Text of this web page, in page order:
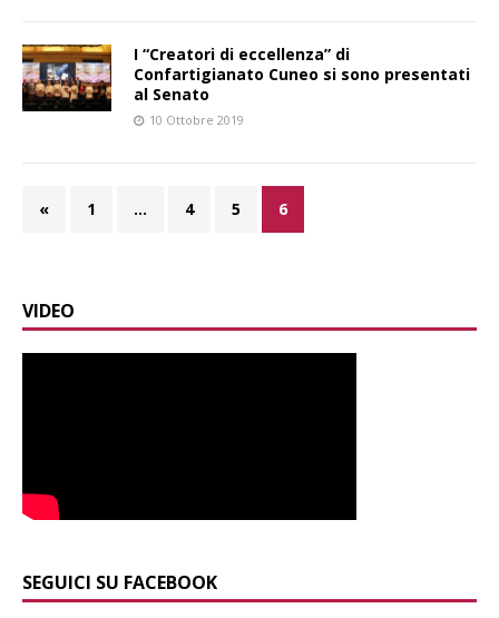
I “Creatori di eccellenza” di
Confartigianato Cuneo si sono presentati
al Senato
10 Ottobre 2019
« 1 … 4 5 6
VIDEO
SEGUICI SU FACEBOOK